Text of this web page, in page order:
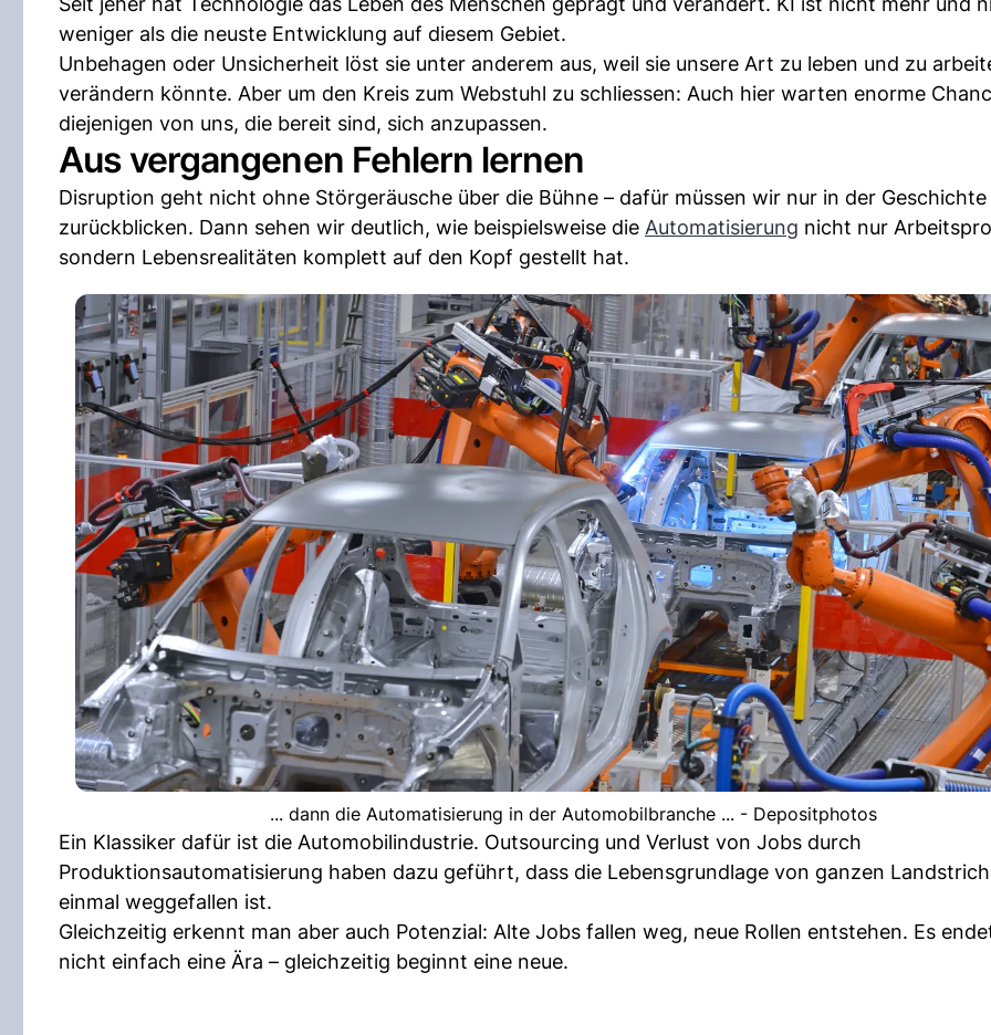
weniger als die neuste Entwicklung auf diesem Gebiet.
Unbehagen oder Unsicherheit löst sie unter anderem aus, weil sie unsere Art zu leben und zu
verändern könnte. Aber um den Kreis zum Webstuhl zu schliessen: Auch hier warten enorme
diejenigen von uns, die bereit sind, sich anzupassen.
Aus vergangenen Fehlern lernen
Disruption geht nicht ohne Störgeräusche über die Bühne – dafür müssen wir nur in der Geschichte
zurückblicken. Dann sehen wir deutlich, wie beispielsweise die Automatisierung nicht nur
sondern Lebensrealitäten komplett auf den Kopf gestellt hat.
... dann die Automatisierung in der Automobilbranche ... - Depositphotos
Ein Klassiker dafür ist die Automobilindustrie. Outsourcing und Verlust von Jobs durch
Produktionsautomatisierung haben dazu geführt, dass die Lebensgrundlage von ganzen
einmal weggefallen ist.
Gleichzeitig erkennt man aber auch Potenzial: Alte Jobs fallen weg, neue Rollen entstehen. Es
nicht einfach eine Ära – gleichzeitig beginnt eine neue.